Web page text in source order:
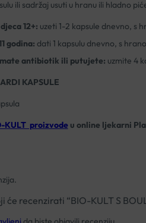
ili sadržaj usuti u hranu ili hladno
12+: uzeti 1-2 kapsule dnevno, s
godina: dati 1 kapsulu dnevno, s
antibiotik ili putujete: uzmite 4
KAPSULE
KULT proizvodeu online ljekarni
će recenzirati “BIO-KULT S